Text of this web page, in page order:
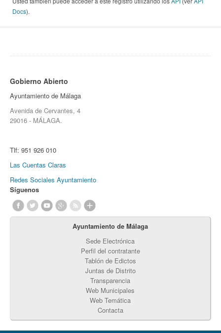
Docs).
Gobierno Abierto
Ayuntamiento de Málaga
Avenida de Cervantes, 4
29016 - MÁLAGA.
Tlf: 951 926 010
Las Cuentas Claras
Redes Sociales Ayuntamiento
Síguenos
Ayuntamiento de Málaga
Sede Electrónica
Perfil del contratante
Tablón de Edictos
Juntas de Distrito
Transparencia
Web Municipales
Web Temática
Contacta